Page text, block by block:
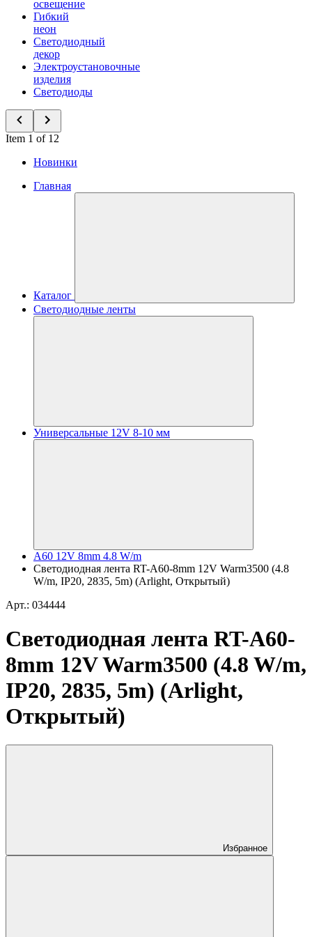
освещение
Гибкий
неон
Светодиодный
декор
Электроустановочные
изделия
Светодиоды
Item 1 of 12
Новинки
Главная
Каталог
Светодиодные ленты
Универсальные 12V 8-10 мм
A60 12V 8mm 4.8 W/m
Светодиодная лента RT-A60-8mm 12V Warm3500 (4.8
W/m, IP20, 2835, 5m) (Arlight, Открытый)
Арт.: 034444
Светодиодная лента RT-A60-
8mm 12V Warm3500 (4.8 W/m,
IP20, 2835, 5m) (Arlight,
Открытый)
Избранное